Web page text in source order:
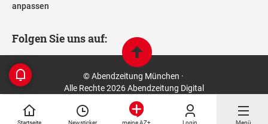
Startseite Newsticker meine AZ+ Login Menü
anpassen
Folgen Sie uns auf:
© Abendzeitung München ·
Alle Rechte 2026 Abendzeitung Digital